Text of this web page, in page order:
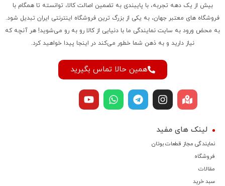
بیش از یک دهه تجربه، با پایبندی به تضمین اصالت کالا، توانسته تا همگام با
فروشگاه‌ های معتبر جهان، به یکی از بزرگ‌ ترین فروشگاه اینترنتی ایران تبدیل شود.
به محض ورود به سایت نمایندگی ما با دنیایی از کالا رو به رو می‌شوید! هر آنچه که
نیاز دارید و به ذهن شما خطور می‌کند در اینجا پیدا خواهید کرد.
همین حالا تماس بگیرید
لینک های مفید
نمایندگی مجاز قطعات بوتان
فروشگاه
مقالات
سبد خرید